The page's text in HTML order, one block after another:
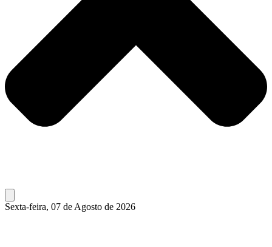
Sexta-feira, 07 de Agosto de 2026